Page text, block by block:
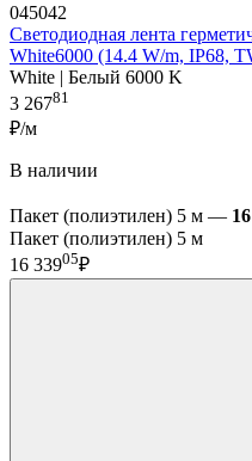
045042
Светодиодная лента
White6000 (14.4 W/m, IP68,
White | Белый 6000 K
3 26781
₽/м
В наличии
Пакет (полиэтилен) 5 м —
Пакет (полиэтилен) 5 м
16 33905₽